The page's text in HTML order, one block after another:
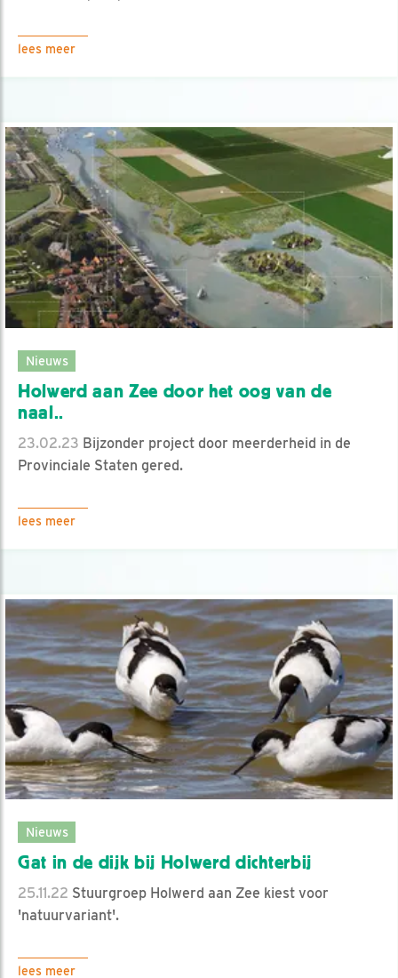
lees meer
Nieuws
Holwerd aan Zee door het oog van de
naal..
23.02.23 Bijzonder project door meerderheid in de
Provinciale Staten gered.
lees meer
Nieuws
Gat in de dijk bij Holwerd dichterbij
25.11.22 Stuurgroep Holwerd aan Zee kiest voor
'natuurvariant'.
lees meer